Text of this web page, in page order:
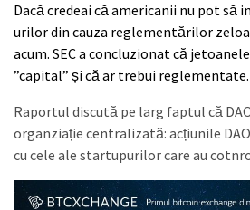
Dacă credeai că americanii nu pot să
urilor din cauza reglementărilor
acum. SEC a concluzionat că
”capital” și că ar trebui reglementate.
Raportul discută pe larg faptul că
organziație centralizată: acțiunile
cu cele ale startupurilor care au